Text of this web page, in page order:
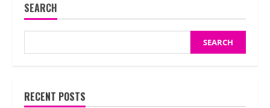
Solusi
Islam
SEARCH
SEARCH
RECENT POSTS